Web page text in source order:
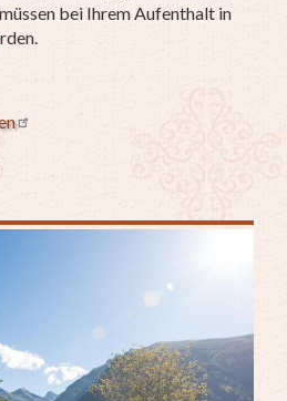
bei Ihrem Aufenthalt in